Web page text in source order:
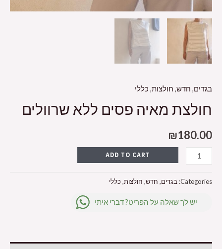
בגדים, חדש, חולצות, כללי
חולצת מאיה פסים ללא שרוולים
₪180.00
ADD TO CART
Categories: בגדים, חדש, חולצות, כללי
יש לך שאלה על הפריט? דברי איתי